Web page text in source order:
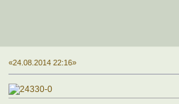
«24.08.2014 22:16»